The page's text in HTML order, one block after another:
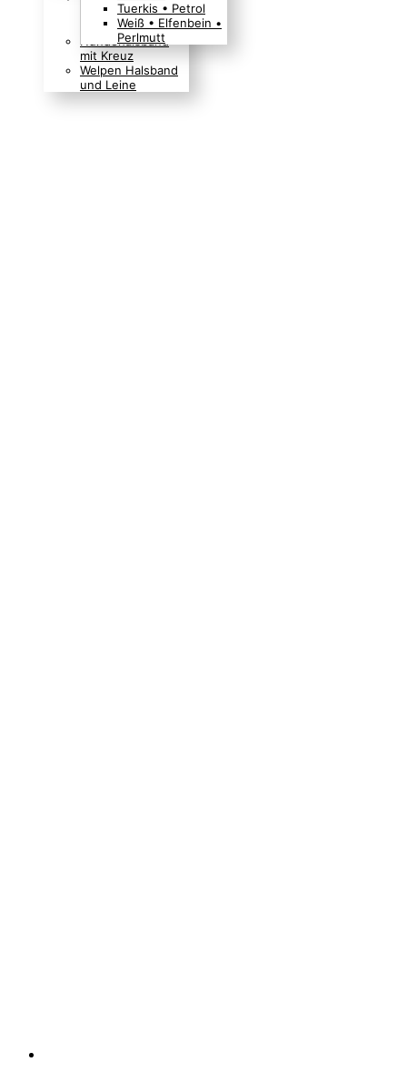
Boho Indianer
Hippie Look
Hundehalsband
mit Kreuz
Welpen Halsband
und Leine
Tuerkis • Petrol
Weiß • Elfenbein •
Perlmutt